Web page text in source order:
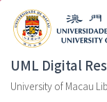
UML Digital
University of Macau